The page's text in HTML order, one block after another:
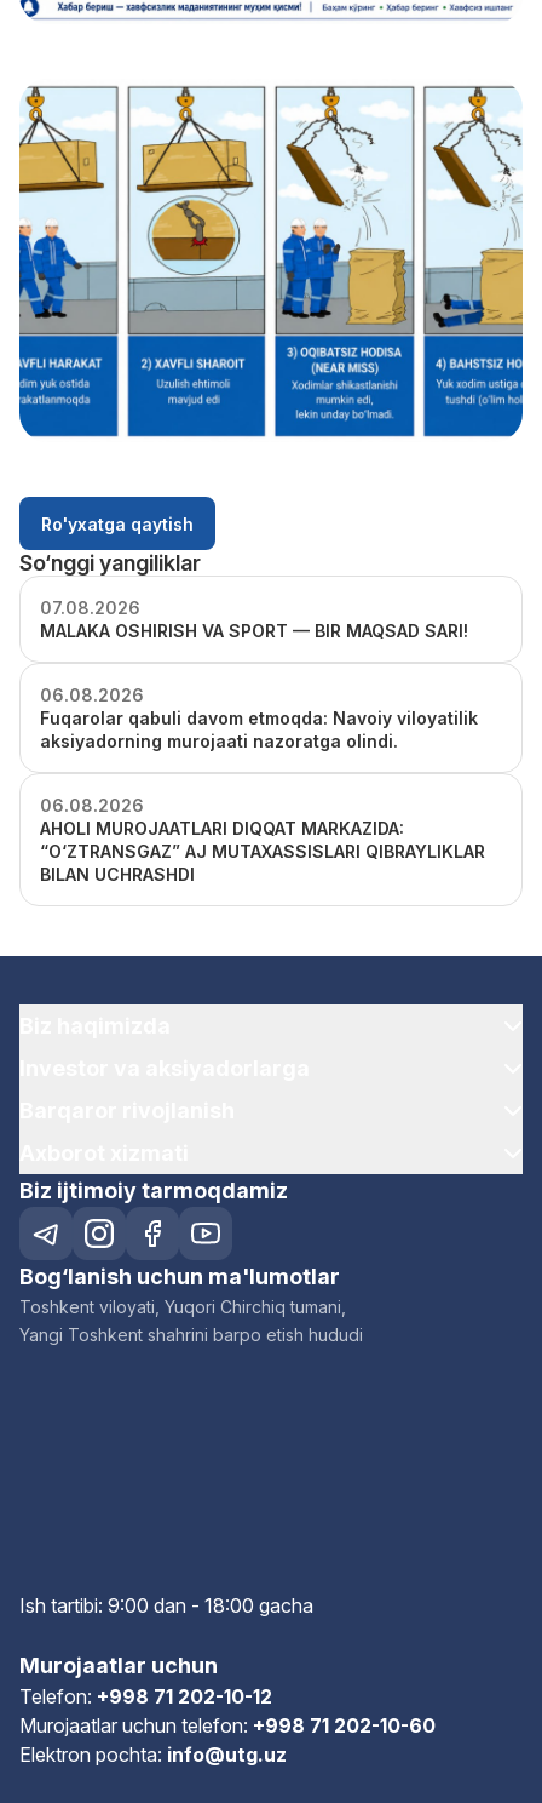
Ro'yxatga qaytish
So‘nggi yangiliklar
07.08.2026
MALAKA OSHIRISH VA SPORT — BIR MAQSAD SARI!
06.08.2026
Fuqarolar qabuli davom etmoqda: Navoiy viloyatilik
aksiyadorning murojaati nazoratga olindi.
06.08.2026
AHOLI MUROJAATLARI DIQQAT MARKAZIDA:
“O‘ZTRANSGAZ” AJ MUTAXASSISLARI QIBRAYLIKLAR
BILAN UCHRASHDI
Biz ijtimoiy tarmoqdamiz
Bog‘lanish uchun ma'lumotlar
Toshkent viloyati, Yuqori Chirchiq tumani,
Yangi Toshkent shahrini barpo etish hududi
Ish tartibi: 9:00 dan - 18:00 gacha
Murojaatlar uchun
Telefon: +998 71 202-10-12
Murojaatlar uchun telefon: +998 71 202-10-60
Elektron pochta: info@utg.uz